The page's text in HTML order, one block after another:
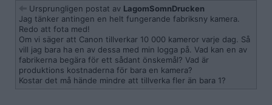
Ursprungligen postat av LagomSomnDrucken
Jag tänker antingen en helt fungerande fabriksny kamera.
Redo att fota med!
Om vi säger att Canon tillverkar 10 000 kameror varje dag. Så
vill jag bara ha en av dessa med min logga på. Vad kan en av
fabrikerna begära för ett sådant önskemål? Vad är
produktions kostnaderna för bara en kamera?
Kostar det må hände mindre att tillverka fler än bara 1?